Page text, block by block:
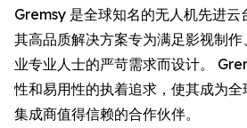
Gremsy 是全球知名的无人机先进云
其高品质解决方案专为满足影视制
业专业人士的严苛需求而设计。
性和易用性的执着追求，使其成为
集成商值得信赖的合作伙伴。